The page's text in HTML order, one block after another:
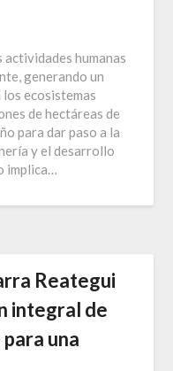
actividades humanas
generando un
ecosistemas
de hectáreas de
para dar paso a la
y el desarrollo
implica…
Reategui
integral de
una